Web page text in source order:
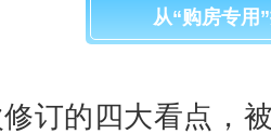
从“购房专用
订的四大看点，